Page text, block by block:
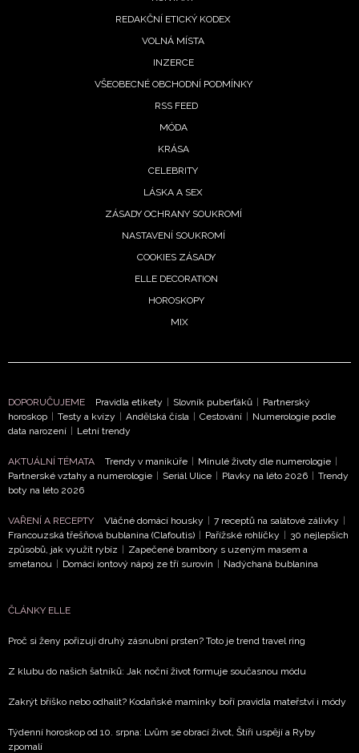
REDAKČNÍ ETICKÝ KODEX
VOLNÁ MÍSTA
INZERCE
VŠEOBECNÉ OBCHODNÍ PODMÍNKY
RSS FEED
MÓDA
KRÁSA
CELEBRITY
LÁSKA A SEX
ZÁSADY OCHRANY SOUKROMÍ
NASTAVENÍ SOUKROMÍ
COOKIES ZÁSADY
ELLE DECORATION
HOROSKOPY
MIX
DOPORUČUJEME Pravidla etikety | Slovník puberťáků | Partnerský
horoskop | Testy a kvízy | Andělská čísla | Cestování | Numerologie podle
data narození | Letní trendy
AKTUÁLNÍ TÉMATA Trendy v manikúře | Minulé životy dle numerologie |
Partnerské vztahy a numerologie | Seriál Ulice | Plavky na léto 2026 | Trendy
boty na léto 2026
VAŘENÍ A RECEPTY Vláčné domácí housky | 7 receptů na salátové zálivky |
Francouzská třešňová bublanina (Clafoutis) | Pařížské rohlíčky | 30 nejlepších
způsobů, jak využít rybíz | Zapečené brambory s uzeným masem a
smetanou | Domácí iontový nápoj ze tří surovin | Nadýchaná bublanina
ČLÁNKY ELLE
Proč si ženy pořizují druhý zásnubní prsten? Toto je trend travel ring
Z klubu do našich šatníků: Jak noční život formuje současnou módu
Zakrýt bříško nebo odhalit? Kodaňské maminky boří pravidla mateřství i módy
Týdenní horoskop od 10. srpna: Lvům se obrací život, Štíři uspějí a Ryby
zpomalí